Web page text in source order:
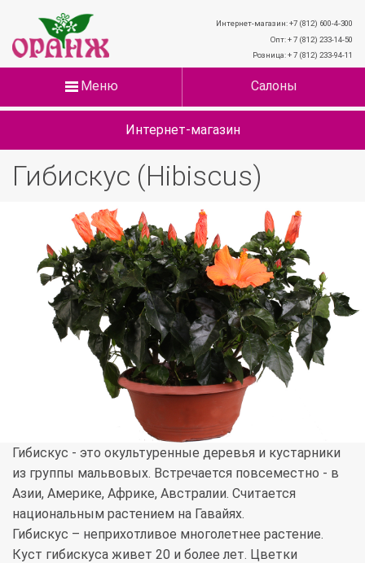
Интернет-магазин: +7 (812) 600-4-300
Опт: + 7 (812) 233-14-50
Розница: + 7 (812) 233-94-11
Меню Салоны
Интернет-магазин
Гибискус (Hibiscus)
Гибискус - это окультуренные деревья и кустарники
из группы мальвовых. Встречается повсеместно - в
Азии, Америке, Африке, Австралии. Считается
национальным растением на Гавайях.
Гибискус – неприхотливое многолетнее растение.
Куст гибискуса живет 20 и более лет. Цветки